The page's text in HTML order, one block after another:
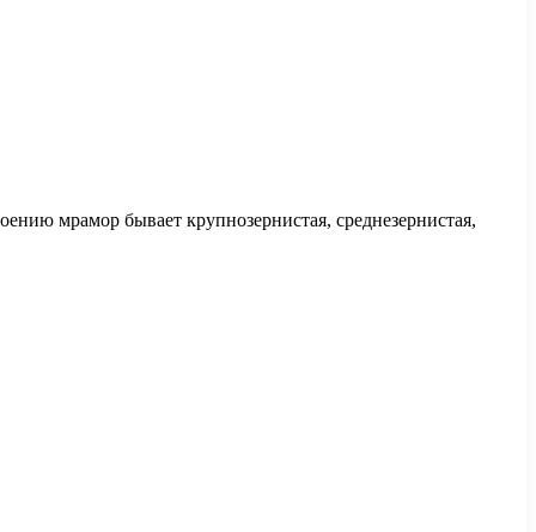
мрамор бывает крупнозернистая, среднезернистая,